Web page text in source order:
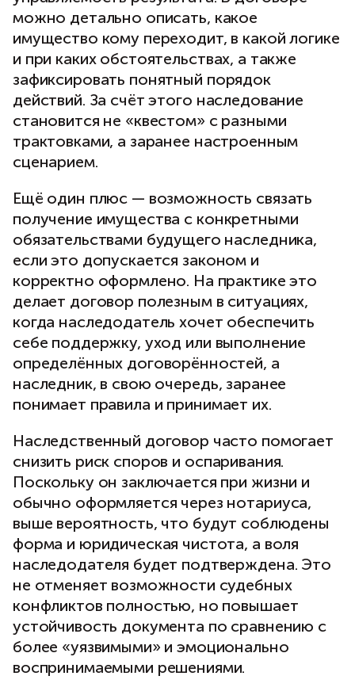
можно детально описать, какое
имущество кому переходит, в какой логике
и при каких обстоятельствах, а также
зафиксировать понятный порядок
действий. За счёт этого наследование
становится не «квестом» с разными
трактовками, а заранее настроенным
сценарием.
Ещё один плюс — возможность связать
получение имущества с конкретными
обязательствами будущего наследника,
если это допускается законом и
корректно оформлено. На практике это
делает договор полезным в ситуациях,
когда наследодатель хочет обеспечить
себе поддержку, уход или выполнение
определённых договорённостей, а
наследник, в свою очередь, заранее
понимает правила и принимает их.
Наследственный договор часто помогает
снизить риск споров и оспаривания.
Поскольку он заключается при жизни и
обычно оформляется через нотариуса,
выше вероятность, что будут соблюдены
форма и юридическая чистота, а воля
наследодателя будет подтверждена. Это
не отменяет возможности судебных
конфликтов полностью, но повышает
устойчивость документа по сравнению с
более «уязвимыми» и эмоционально
воспринимаемыми решениями.